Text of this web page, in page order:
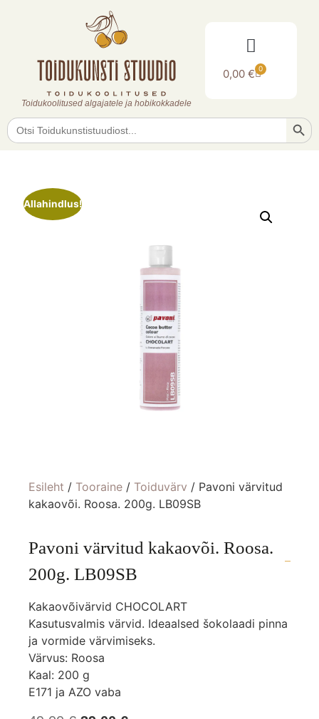
Toidukoolitused algajatele ja hobikokkadele
0,00€ 0
Search
for:
Allahindlus!
Esileht / Tooraine / Toiduvärv / Pavoni värvitud
kakaovõi. Roosa. 200g. LB09SB
Pavoni värvitud kakaovõi. Roosa.
200g. LB09SB
Kakaovõivärvid CHOCOLART
Kasutusvalmis värvid. Ideaalsed šokolaadi pinna
ja vormide värvimiseks.
Värvus: Roosa
Kaal: 200 g
E171 ja AZO vaba